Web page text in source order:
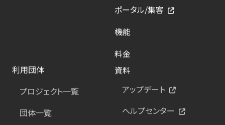
ポータル/集客
機能
料金
利用団体
プロジェクト一覧
団体一覧
資料
アップデート
ヘルプセンター